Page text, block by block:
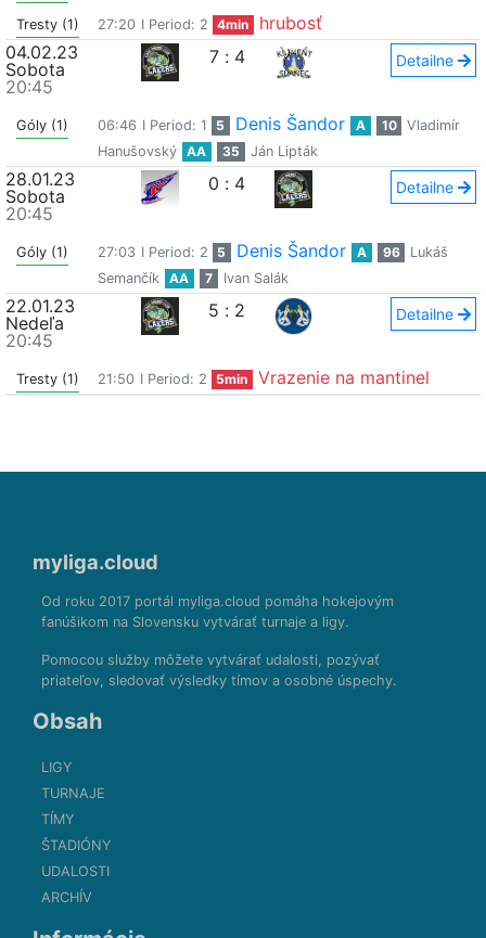
Tresty (1) 27:20 I Period: 2 4min
hrubosť
04.02.23
Sobota
20:45
7 : 4 Detailne
Góly (1) 06:46 I Period: 1 5 Denis Šandor A 10
Vladimír
Hanušovský
AA 35 Ján Lipták
28.01.23
Sobota
20:45
0 : 4 Detailne
Góly (1) 27:03 I Period: 2 5 Denis Šandor A 96
Lukáš
Semančík
AA 7 Ivan Salák
22.01.23
Nedeľa
20:45
5 : 2 Detailne
Tresty (1) 21:50 I Period: 2 5min Vrazenie na mantinel
myliga.cloud
Od roku 2017 portál myliga.cloud pomáha hokejovým
fanúšikom na Slovensku vytvárať turnaje a ligy.
Pomocou služby môžete vytvárať udalosti, pozývať
priateľov, sledovať výsledky tímov a osobné úspechy.
Obsah
LIGY
TURNAJE
TÍMY
ŠTADIÓNY
UDALOSTI
ARCHÍV